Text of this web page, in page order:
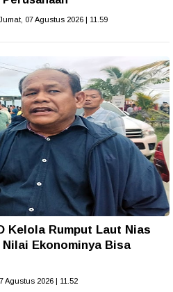
07 Agustus 2026 | 11.59
Kelola Rumput Laut Nias
Ekonominya Bisa
Agustus 2026 | 11.52